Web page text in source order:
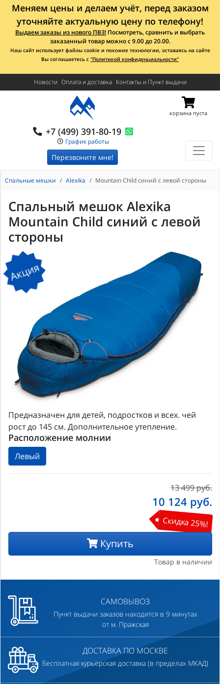
Меняем цены и делаем учёт, перед заказом
уточняйте актуальную цену по телефону!
Выдаем заказы из нового ПВЗ! Посмотреть, сравнить и выбрать
заказанный товар можно с 9.00 до 20.00.
Наш сайт использует файлы cookie и похожие технологии, оставаясь на сайте
Вы соглашаетесь с "Политикой конфиденциальности"
Новости Оплата и доставка Контакты и Пункт выдачи
+7 (499) 391-80-19
График работы
Перезвоните мне!
корзина пуста
Спальные мешки Alexika Mountain Child синий с левой стороны
Спальный мешок Alexika
Mountain Child синий с левой
стороны
Акция
Предназначен для детей, подростков и всех. чей
рост до 145 см. Дополнительное утепление.
Расположение молнии
Левый
13 499 руб.
10 124 руб.
Скидка 25%!
Купить
Товар в наличии
САМОВЫВОЗ
Пункт выдачи заказов находится в 9 минутах
от м. Пражская
ДОСТАВКА ПО МОСКВЕ
Бесплатная курьерская доставка (в пределах МКАД)